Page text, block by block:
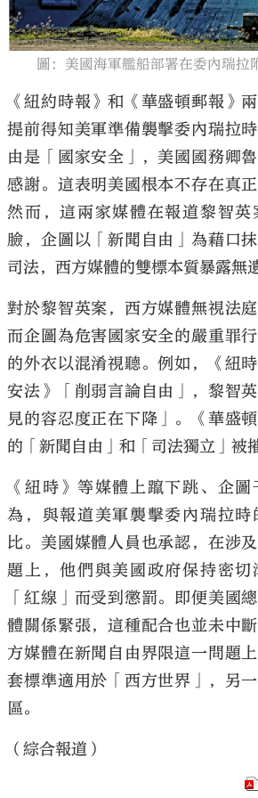
圖：美國海軍艦船部署在委內瑞拉
《紐約時報》和《華盛頓郵報》
提前得知美軍準備襲擊委內瑞拉
由是「國家安全」，美國國務卿
感謝。這表明美國根本不存在真正
然而，這兩家媒體在報道黎智英
臉，企圖以「新聞自由」為藉口
司法，西方媒體的雙標本質暴露無
對於黎智英案，西方媒體無視法
而企圖為危害國家安全的嚴重罪行
的外衣以混淆視聽。例如，《紐
安法》「削弱言論自由」，黎智
見的容忍度正在下降」。《華盛
的「新聞自由」和「司法獨立」被
《紐時》等媒體上躥下跳、企
為，與報道美軍襲擊委內瑞拉時
比。美國媒體人員也承認，在涉
題上，他們與美國政府保持密切
「紅線」而受到懲罰。即便美國
體關係緊張，這種配合也並未中
方媒體在新聞自由界限這一問題
套標準適用於「西方世界」，另
區。
（綜合報道）